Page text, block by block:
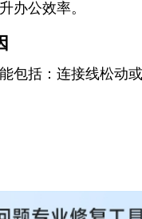
办公效率。
包括：连接线松动